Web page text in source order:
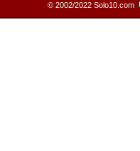
© 2002/2022 Solo10.com